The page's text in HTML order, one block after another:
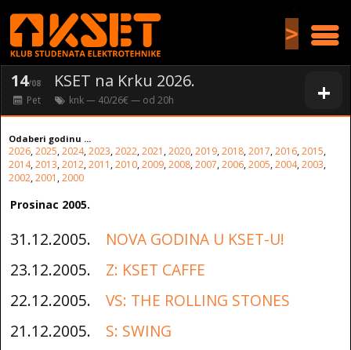
>
+
14/08 KSET na Krku 2026.
Pet knk— 40/26€ — od 20h
Odaberi godinu ...
2026,2025,2024,2023,2022,2021 ,2020,2019,2018,2017,2016,2015,
2014,2013,2012,2011 ,2010,2009,2008,2007,2006,2005,2004,2003,
2002,2001 ,2000
Prosinac 2005.
31.12.2005.
NOVA GODINA U KSET-U!
23.12.2005.
Z: KSET CAFFE
22.12.2005.
VS: THE ROLLING STONES
21.12.2005.
S: SWING